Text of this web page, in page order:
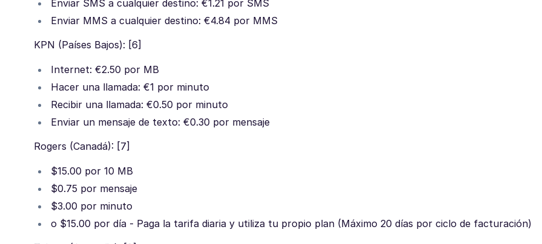
Enviar SMS a cualquier destino: €1.21 por SMS
Enviar MMS a cualquier destino: €4.84 por MMS
KPN (Países Bajos): [6]
Internet: €2.50 por MB
Hacer una llamada: €1 por minuto
Recibir una llamada: €0.50 por minuto
Enviar un mensaje de texto: €0.30 por mensaje
Rogers (Canadá): [7]
$15.00 por 10 MB
$0.75 por mensaje
$3.00 por minuto
o $15.00 por día - Paga la tarifa diaria y utiliza tu propio plan (Máximo 20 días por ciclo de facturación)